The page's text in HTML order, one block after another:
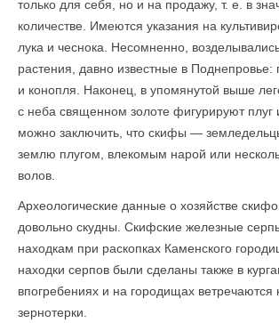
только для себя, но и на продажу, т. е. в
количестве. Имеются указания на
лука и чеснока. Несомненно,
растения, давно известные в
и конопля. Наконец, в упомянутой выше
с неба священном золоте фигурируют плуг
можно заключить, что скифы —
землю плугом, влекомым нарой или
волов.
Археологические данные о хозяйстве
довольно скудны. Скифские железные
находкам при раскопках Каменского
находки серпов были сделаны также в
впогребениях и на городищах ветречаются
зернотерки.